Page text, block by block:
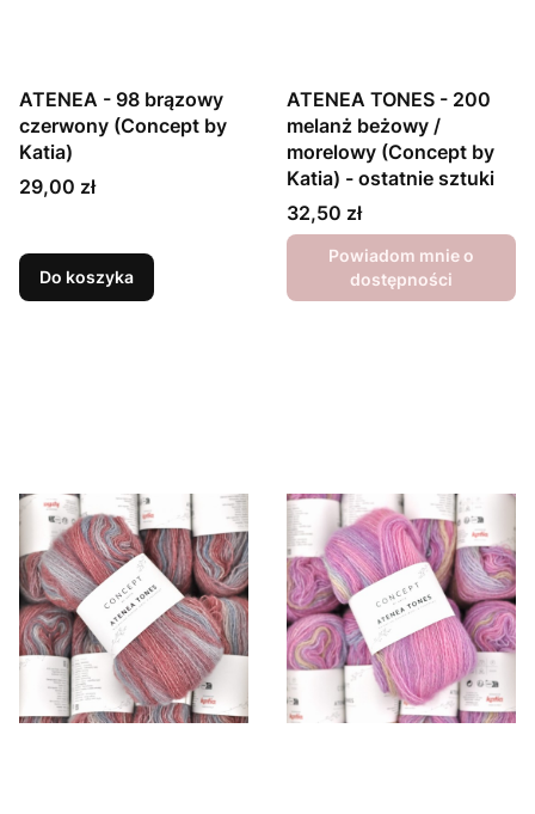
ATENEA - 98 brązowy
czerwony (Concept by
Katia)
Cena
29,00 zł
Do koszyka
ATENEA TONES - 200
melanż beżowy /
morelowy (Concept by
Katia) - ostatnie sztuki
Cena
32,50 zł
Powiadom mnie o
dostępności